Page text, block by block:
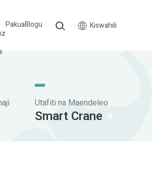
PakuaBlogu Kiswahili
Utafiti na Maendeleo
Smart Crane